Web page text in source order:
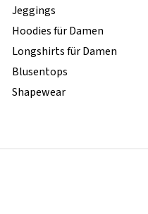
Jeggings
Hoodies für Damen
Longshirts für Damen
Blusentops
Shapewear